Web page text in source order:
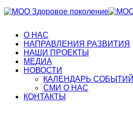
О НАС
НАПРАВЛЕНИЯ РАЗВИТИЯ
НАШИ ПРОЕКТЫ
МЕДИА
НОВОСТИ
КАЛЕНДАРЬ СОБЫТИЙ
СМИ О НАС
КОНТАКТЫ